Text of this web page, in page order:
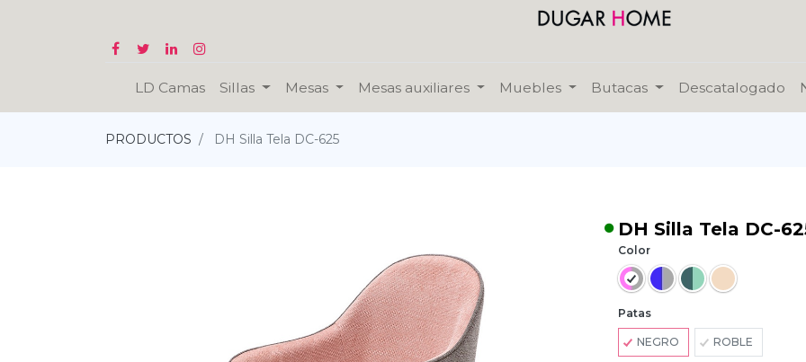
LD Camas Sillas Mesas Mesas auxiliares Muebles Butacas Descatalogado
PRODUCTOS DH Silla Tela DC-625
DH Silla Tela DC-
Color
Patas
NEGRO ROBLE